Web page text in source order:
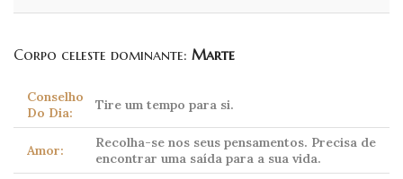
Corpo celeste dominante: Marte
Conselho
Do Dia:
Tire um tempo para si.
Amor:
Recolha-se nos seus pensamentos. Precisa de
encontrar uma saída para a sua vida.